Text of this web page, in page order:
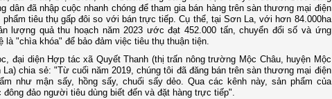
dân đã nhập cuộc nhanh chóng để tham gia bán hàng trên sàn thương mại điện
tiêu thụ gấp đôi so với bán trực tiếp. Cụ thể, tại Sơn La, với hơn 84.000ha
lượng quả thu hoạch năm 2023 ước đạt 452.000 tấn, chuyển đổi số và ứng
là "chìa khóa" để bảo đảm việc tiêu thụ thuận tiện.
đại diện Hợp tác xã Quyết Thanh (thị trấn nông trường Mộc Châu, huyện Mộc
La) chia sẻ: "Từ cuối năm 2019, chúng tôi đã đăng bán trên sàn thương mại điện
như mận sấy, hồng sấy, chuối sấy dẻo. Qua các kênh này, sản phẩm của
đảo người tiêu dùng biết đến và đặt hàng trực tiếp".